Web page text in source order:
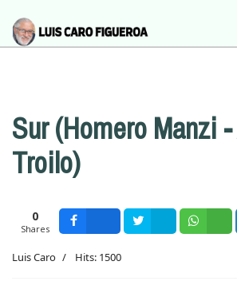
Sur (Homero Manzi
Troilo)
0
Shares
Luis Caro
Hits: 1500